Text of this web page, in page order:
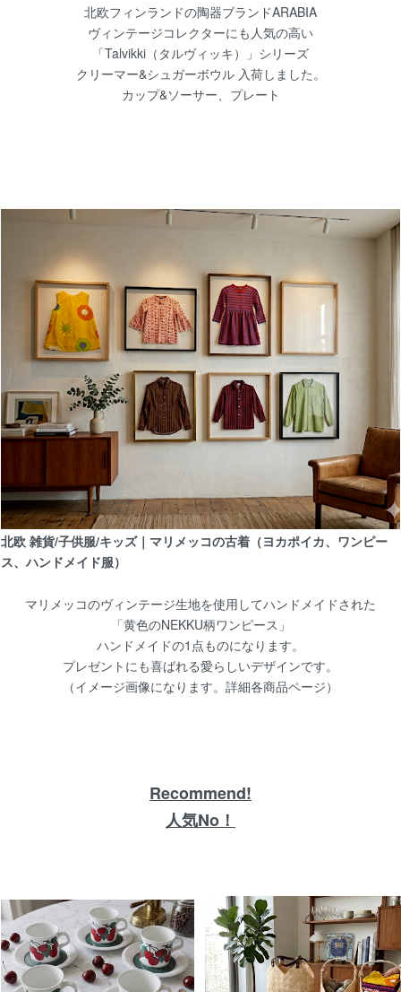
【北欧雑貨/北欧生地】 北欧スウェーデンのヴ
ペストリー（港）
8/4
【北欧 雑貨/北欧 キッチン雑貨】北欧スウェ
ター缶（スティグ・リンドベリ）
7/12
【北欧 雑貨/北欧生地】ムーミン布団カバー
6/21
【北欧 雑貨/北欧 インテリア 雑貨】北欧デン
クジラ オブジェ/パズル
【北欧 雑貨/北欧 食器】ARABIAアラビア
&ソーサー
北欧フィンランドの陶器ブランドARABIA
ヴィンテージコレクターにも人気の高い
「Talvikki（タルヴィッキ）」シリーズ
クリーマー&シュガーボウル 入荷しました。
カップ&ソーサー、プレート
北欧 雑貨/子供服/キッズ｜マリメッコの古着（ヨカポイカ、ワンピー
ス、ハンドメイド服）
マリメッコのヴィンテージ生地を使用してハンドメイドされた
「黄色のNEKKU柄ワンピース」
ハンドメイドの1点ものになります。
プレゼントにも喜ばれる愛らしいデザインです。
（イメージ画像になります。詳細各商品ページ）
Recommend!
人気No！